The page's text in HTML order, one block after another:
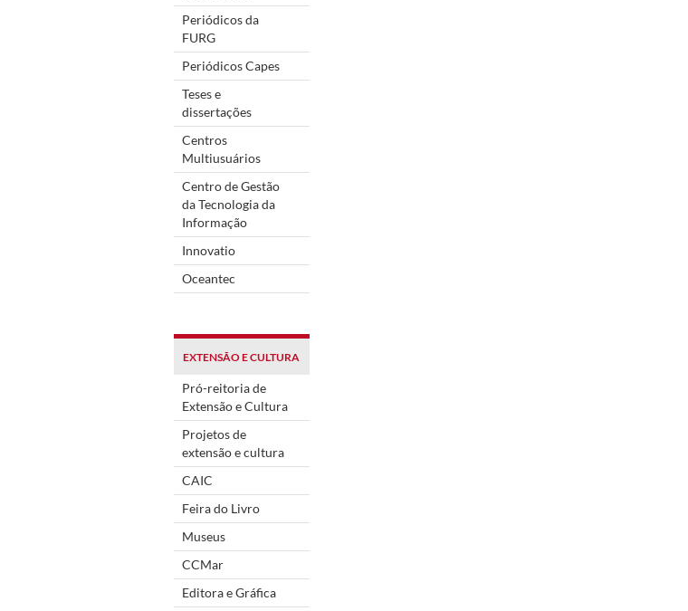
Periódicos da
FURG
Periódicos Capes
Teses e
dissertações
Centros
Multiusuários
Centro de Gestão
da Tecnologia da
Informação
Innovatio
Oceantec
EXTENSÃO E CULTURA
Pró-reitoria de
Extensão e Cultura
Projetos de
extensão e cultura
CAIC
Feira do Livro
Museus
CCMar
Editora e Gráfica